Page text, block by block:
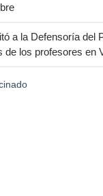
a la Defensoría del
de los profesores en